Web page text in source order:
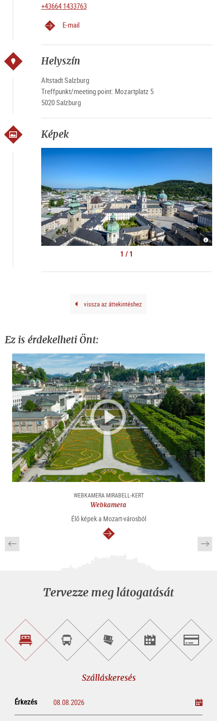
+43664 1433763
E-mail
Helyszín
Altstadt Salzburg
Treffpunkt/meeting point: Mozartplatz 5
5020 Salzburg
Képek
von
1 / 1
vissza az áttekintéshez
Ez is érdekelheti Önt:
WEBKAMERA MIRABELL-KERT
Webkamera
Élő képek a Mozart-városból
Tovább
Tervezze meg látogatását
SzálláskeresésVárosnéző
túra
foglalása
Online
jegyvásárlás
Rendezvény
keresése
Szálláskeresés
Érkezés